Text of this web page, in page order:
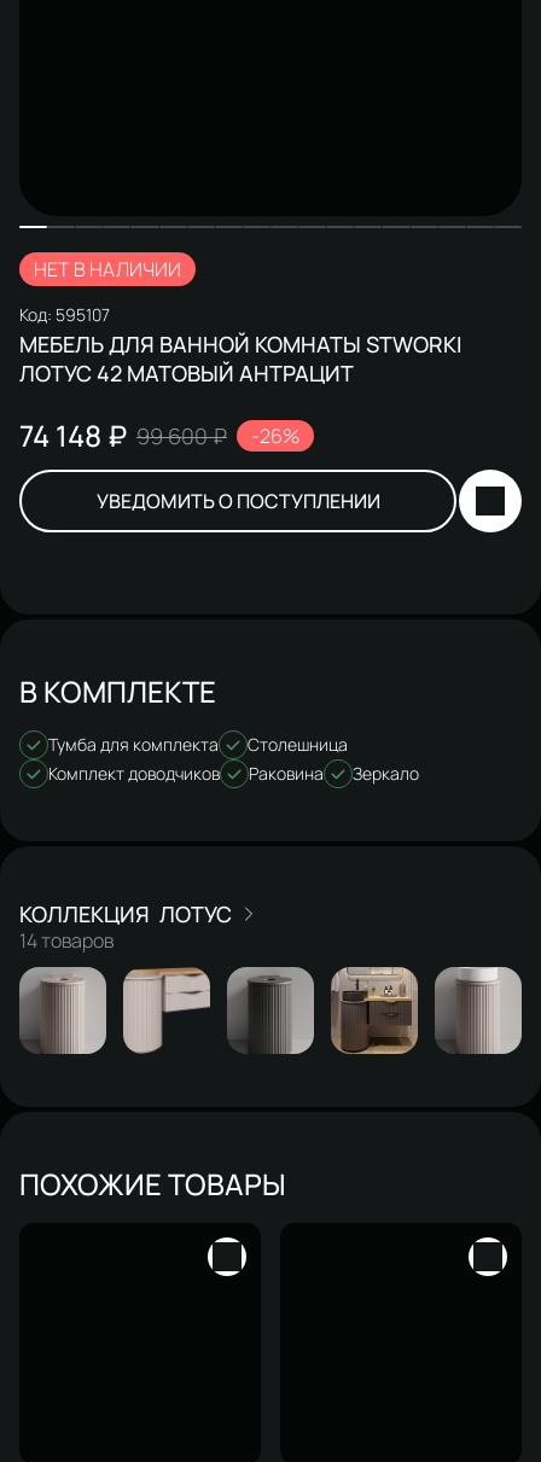
НЕТ В НАЛИЧИИ
Код: 595107
МЕБЕЛЬ ДЛЯ ВАННОЙ КОМНАТЫ STWORKI
ЛОТУС 42 МАТОВЫЙ АНТРАЦИТ
74 148 ₽ 99 600 ₽ -26%
УВЕДОМИТЬ О ПОСТУПЛЕНИИ
В КОМПЛЕКТЕ
Тумба для комплекта
Столешница
Комплект доводчиков
Раковина Зеркало
ЛОТУС
14 товаров
ПОХОЖИЕ ТОВАРЫ